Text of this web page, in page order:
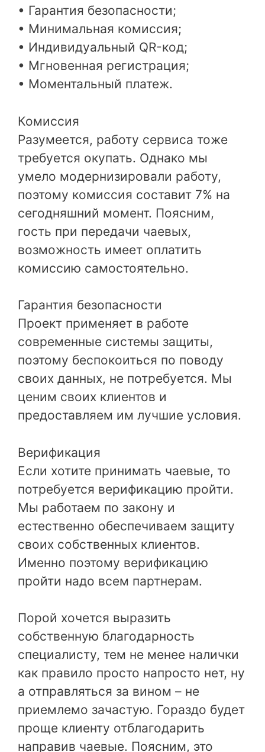
• Гарантия безопасности;
• Минимальная комиссия;
• Индивидуальный QR-код;
• Мгновенная регистрация;
• Моментальный платеж.
Комиссия
Разумеется, работу сервиса тоже
требуется окупать. Однако мы
умело модернизировали работу,
поэтому комиссия составит 7% на
сегодняшний момент. Поясним,
гость при передачи чаевых,
возможность имеет оплатить
комиссию самостоятельно.
Гарантия безопасности
Проект применяет в работе
современные системы защиты,
поэтому беспокоиться по поводу
своих данных, не потребуется. Мы
ценим своих клиентов и
предоставляем им лучшие условия.
Верификация
Если хотите принимать чаевые, то
потребуется верификацию пройти.
Мы работаем по закону и
естественно обеспечиваем защиту
своих собственных клиентов.
Именно поэтому верификацию
пройти надо всем партнерам.
Порой хочется выразить
собственную благодарность
специалисту, тем не менее налички
как правило просто напросто нет, ну
а отправляться за вином – не
приемлемо зачастую. Гораздо будет
проще клиенту отблагодарить
направив чаевые. Поясним, это